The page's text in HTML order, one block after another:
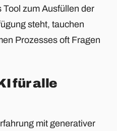
zum Ausfüllen der
steht, tauchen
Prozesses oft Fragen
für alle
mit generativer